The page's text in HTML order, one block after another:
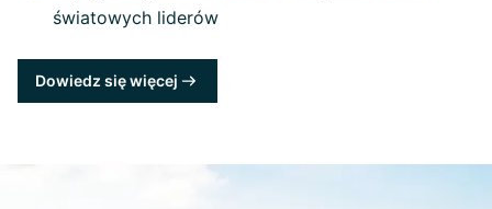
światowych liderów
Dowiedz się więcej